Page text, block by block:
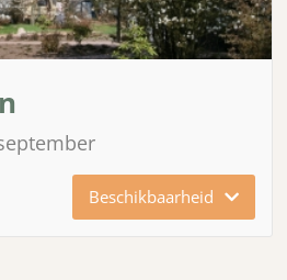
Beschikbaarheid